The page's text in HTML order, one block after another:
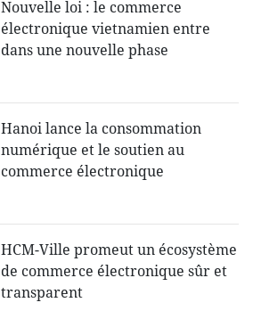
Nouvelle loi : le commerce
électronique vietnamien entre
dans une nouvelle phase
Hanoi lance la consommation
numérique et le soutien au
commerce électronique
HCM-Ville promeut un écosystème
de commerce électronique sûr et
transparent